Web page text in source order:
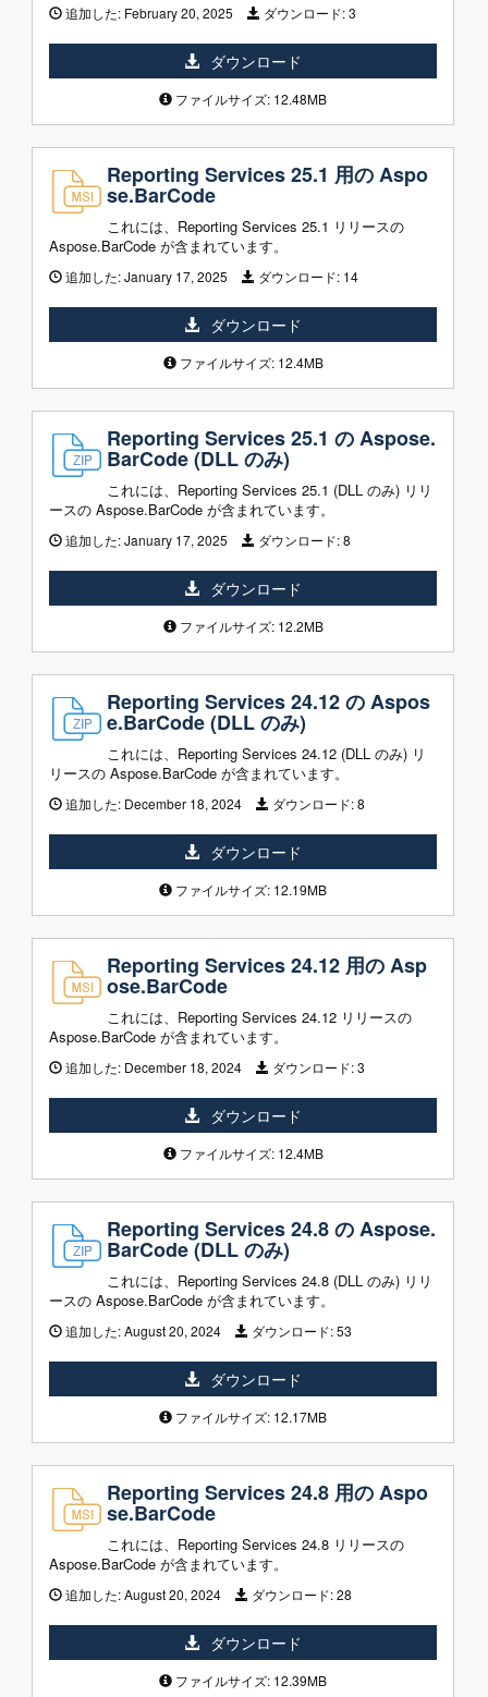
追加した: February 20, 2025 ダウンロード:3
ダウンロード
ファイルサイズ: 12.48MB
Reporting Services 25.1 用の Aspo
se.BarCode
これには、Reporting Services 25.1 リリースの
Aspose.BarCode が含まれています。
追加した:January 17, 2025 ダウンロード: 14
ダウンロード
ファイルサイズ: 12.4MB
Reporting Services 25.1 の Aspose.
BarCode (DLL のみ)
これには、Reporting Services 25.1 (DLL のみ) リリ
ースの Aspose.BarCode が含まれています。
追加した:January 17, 2025 ダウンロード:8
ダウンロード
ファイルサイズ: 12.2MB
Reporting Services 24.12 の Aspos
e.BarCode (DLL のみ)
これには、Reporting Services 24.12 (DLL のみ) リ
リースの Aspose.BarCode が含まれています。
追加した: December 18, 2024 ダウンロード:8
ダウンロード
ファイルサイズ: 12.19MB
Reporting Services 24.12 用の Asp
ose.BarCode
これには、Reporting Services 24.12 リリースの
Aspose.BarCode が含まれています。
追加した: December 18, 2024 ダウンロード:3
ダウンロード
ファイルサイズ: 12.4MB
Reporting Services 24.8 の Aspose.
BarCode (DLL のみ)
これには、Reporting Services 24.8 (DLL のみ) リリ
ースの Aspose.BarCode が含まれています。
追加した:August 20, 2024 ダウンロード:53
ダウンロード
ファイルサイズ: 12.17MB
Reporting Services 24.8 用の Aspo
se.BarCode
これには、Reporting Services 24.8 リリースの
Aspose.BarCode が含まれています。
追加した:August 20, 2024 ダウンロード:28
ダウンロード
ファイルサイズ: 12.39MB